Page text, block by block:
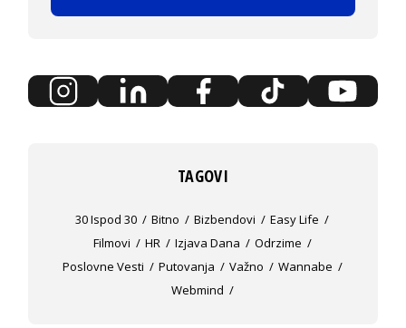
TAGOVI
30 Ispod 30 Bitno Bizbendovi
Easy Life
Filmovi
HR Izjava Dana
Odrzime
Poslovne Vesti
Putovanja Važno
Wannabe
Webmind